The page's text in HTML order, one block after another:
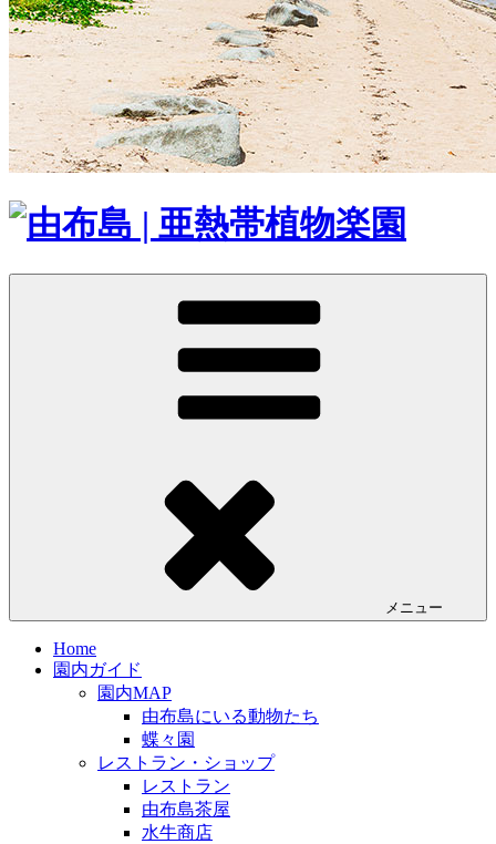
メニュー
Home
園内ガイド
園内MAP
由布島にいる動物たち
蝶々園
レストラン・ショップ
レストラン
由布島茶屋
水牛商店